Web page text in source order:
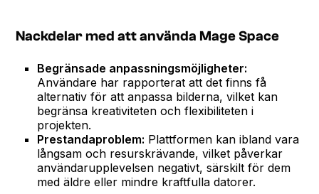
Nackdelar med att använda Mage Space
Begränsade anpassningsmöjligheter:
Användare har rapporterat att det finns få
alternativ för att anpassa bilderna, vilket kan
begränsa kreativiteten och flexibiliteten i
projekten.
Prestandaproblem: Plattformen kan ibland vara
långsam och resurskrävande, vilket påverkar
användarupplevelsen negativt, särskilt för dem
med äldre eller mindre kraftfulla datorer.